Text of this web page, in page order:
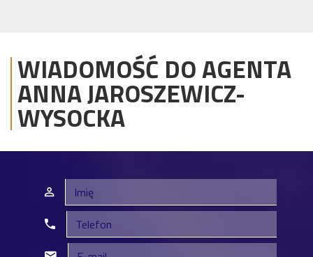
WIADOMOŚĆ DO AGENTA
ANNAJAROSZEWICZ-
WYSOCKA